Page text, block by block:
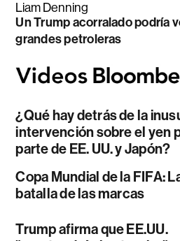
Liam Denning
Un Trump acorralado podría
grandes petroleras
¿Qué hay detrás de la
intervención sobre el yen
parte de EE. UU. y Japón?
Copa Mundial de la FIFA:
batalla de las marcas
Trump afirma que EE.UU.